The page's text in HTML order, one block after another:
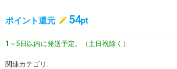
ポイント還元 54pt
1～5日以内に発送予定。（土日祝除く）
関連カテゴリ: